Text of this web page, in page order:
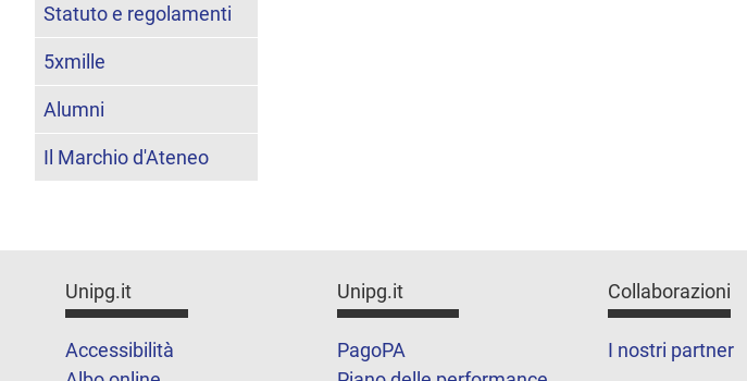
Statuto e regolamenti
5xmille
Alumni
Il Marchio d'Ateneo
Unipg.it
Accessibilità
Unipg.it
PagoPA
Collaborazioni
I nostri partner